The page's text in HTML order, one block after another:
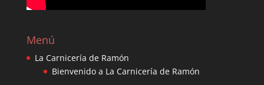
Menú
La Carnicería de Ramón
Bienvenido a La Carnicería de Ramón